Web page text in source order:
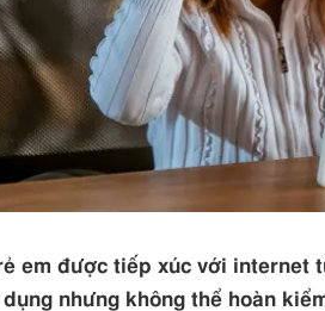
em được tiếp xúc với internet
dụng nhưng không thể hoàn